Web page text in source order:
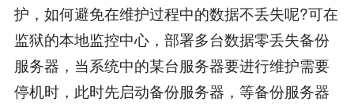
护，如何避免在维护过程中的数据不丢失呢?可在
监狱的本地监控中心，部署多台数据零丢失备份
服务器，当系统中的某台服务器要进行维护需要
停机时，此时先启动备份服务器，等备份服务器